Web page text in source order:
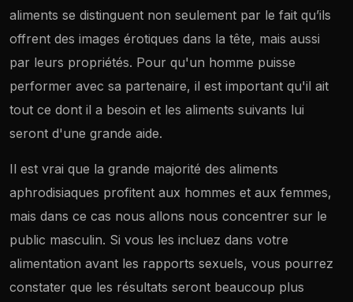
aliments se distinguent non seulement par le fait qu’ils
offrent des images érotiques dans la tête, mais aussi
par leurs propriétés. Pour qu'un homme puisse
performer avec sa partenaire, il est important qu'il ait
tout ce dont il a besoin et les aliments suivants lui
seront d'une grande aide.
Il est vrai que la grande majorité des aliments
aphrodisiaques profitent aux hommes et aux femmes,
mais dans ce cas nous allons nous concentrer sur le
public masculin. Si vous les incluez dans votre
alimentation avant les rapports sexuels, vous pourrez
constater que les résultats seront beaucoup plus